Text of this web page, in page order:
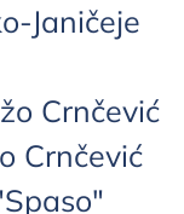
Janičeje
Crnčević
Crnčević